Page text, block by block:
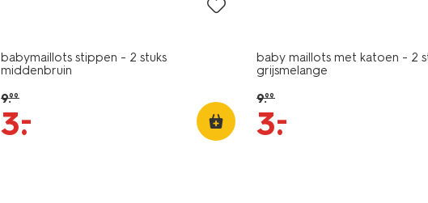
babymaillots stippen - 2 stuks
middenbruin
9.99
3.
–
baby maillots met katoen - 2
grijsmelange
9.99
3.
–